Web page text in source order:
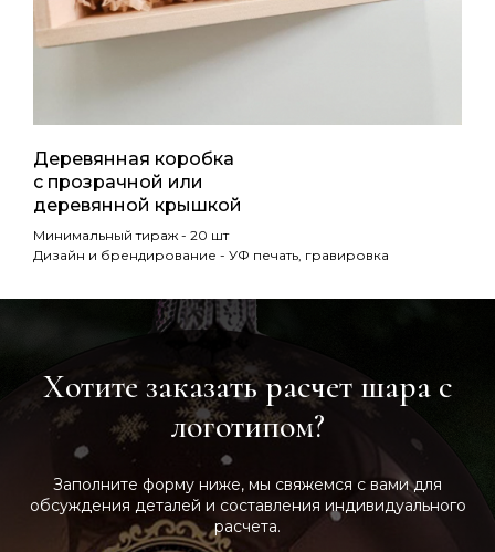
Деревянная коробка
с прозрачной или
деревянной крышкой
Минимальный тираж - 20 шт
Дизайн и брендирование - УФ печать, гравировка
Хотите заказать расчет шара с
логотипом?
Заполните форму ниже, мы свяжемся с вами для
обсуждения деталей и составления индивидуального
расчета.